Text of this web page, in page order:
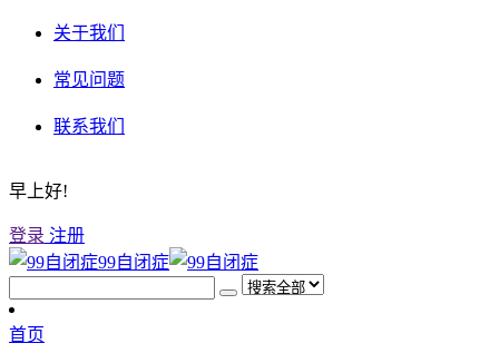
关于我们
常见问题
联系我们
早上好!
登录 注册
99自闭症
首页